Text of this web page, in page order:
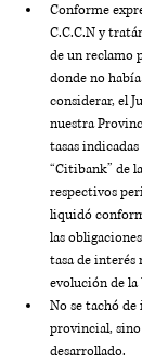
Conforme
C.C.C.N y
de un reclamo
donde no
considerar, el
nuestra
tasas
“Citibank” de
respectivos
liquidó
las
tasa de
evolución de la
No se tachó
provincial,
desarrollado.